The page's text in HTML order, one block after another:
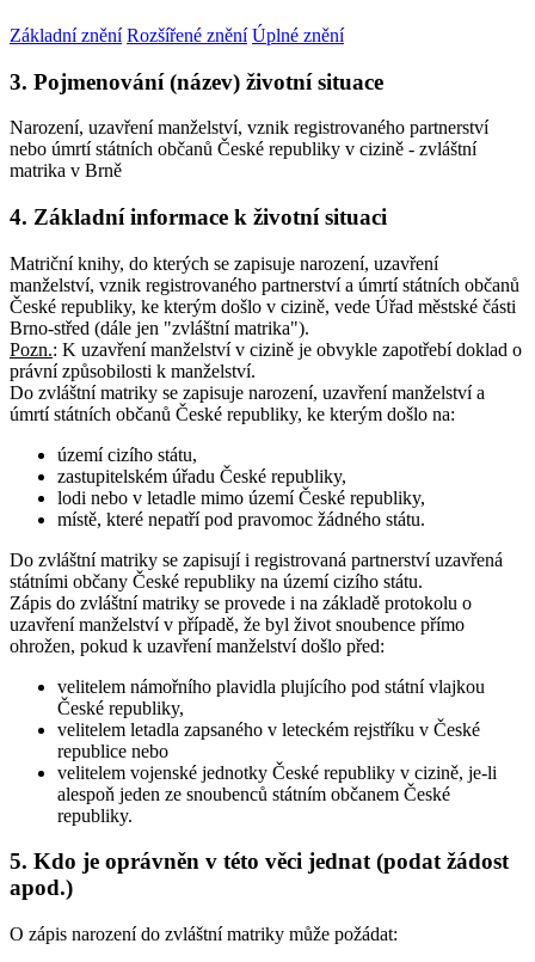
Základní znění Rozšířené znění Úplné znění
3. Pojmenování (název) životní situace
Narození, uzavření manželství, vznik registrovaného partnerství
nebo úmrtí státních občanů České republiky v cizině - zvláštní
matrika v Brně
4. Základní informace k životní situaci
Matriční knihy, do kterých se zapisuje narození, uzavření
manželství, vznik registrovaného partnerství a úmrtí státních občanů
České republiky, ke kterým došlo v cizině, vede Úřad městské části
Brno-střed (dále jen "zvláštní matrika").
Pozn.: K uzavření manželství v cizině je obvykle zapotřebí doklad o
právní způsobilosti k manželství.
Do zvláštní matriky se zapisuje narození, uzavření manželství a
úmrtí státních občanů České republiky, ke kterým došlo na:
území cizího státu,
zastupitelském úřadu České republiky,
lodi nebo v letadle mimo území České republiky,
místě, které nepatří pod pravomoc žádného státu.
Do zvláštní matriky se zapisují i registrovaná partnerství uzavřená
státními občany České republiky na území cizího státu.
Zápis do zvláštní matriky se provede i na základě protokolu o
uzavření manželství v případě, že byl život snoubence přímo
ohrožen, pokud k uzavření manželství došlo před:
velitelem námořního plavidla plujícího pod státní vlajkou
České republiky,
velitelem letadla zapsaného v leteckém rejstříku v České
republice nebo
velitelem vojenské jednotky České republiky v cizině, je-li
alespoň jeden ze snoubenců státním občanem České
republiky.
5. Kdo je oprávněn v této věci jednat (podat žádost
apod.)
O zápis narození do zvláštní matriky může požádat: